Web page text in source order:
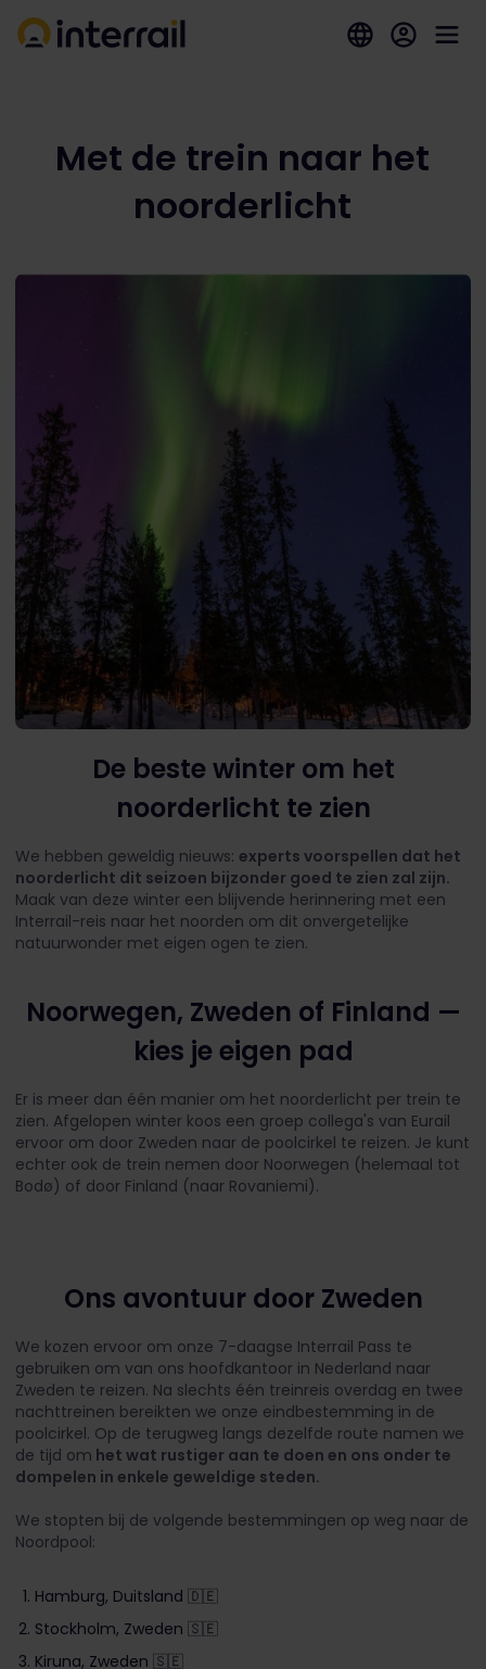
Met de trein naar het
noorderlicht
De beste winter om het
noorderlicht te zien
We hebben geweldig nieuws: experts voorspellen dat het
noorderlicht dit seizoen bijzonder goed te zien zal zijn.
Maak van deze winter een blijvende herinnering met een
Interrail-reis naar het noorden om dit onvergetelijke
natuurwonder met eigen ogen te zien.
Noorwegen, Zweden of Finland —
kies je eigen pad
Er is meer dan één manier om het noorderlicht per trein te
zien. Afgelopen winter koos een groep collega's van Eurail
ervoor om door Zweden naar de poolcirkel te reizen. Je kunt
echter ook de trein nemen door Noorwegen (helemaal tot
Bodø) of door Finland (naar Rovaniemi).
Ons avontuur door Zweden
We kozen ervoor om onze 7-daagse Interrail Pass te
gebruiken om van ons hoofdkantoor in Nederland naar
Zweden te reizen. Na slechts één treinreis overdag en twee
nachttreinen bereikten we onze eindbestemming in de
poolcirkel. Op de terugweg langs dezelfde route namen we
de tijd om het wat rustiger aan te doen en ons onder te
dompelen in enkele geweldige steden.
We stopten bij de volgende bestemmingen op weg naar de
Noordpool:
Hamburg, Duitsland 🇩🇪
Stockholm, Zweden 🇸🇪
Kiruna, Zweden 🇸🇪